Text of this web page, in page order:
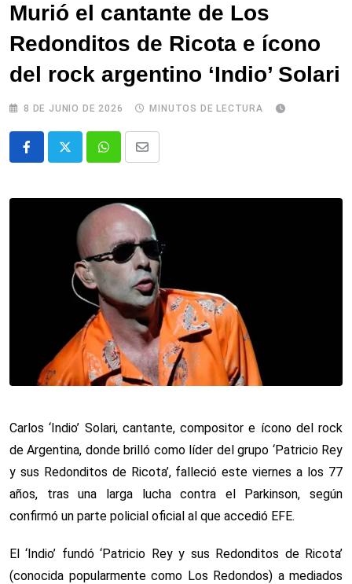
Murió el cantante de Los
Redonditos de Ricota e ícono
del rock argentino ‘Indio’ Solari
8 DE JUNIO DE 2026 MINUTOS DE LECTURA
WhatsappComparte
email
Carlos ‘Indio’ Solari, cantante, compositor e ícono del rock
de Argentina, donde brilló como líder del grupo ‘Patricio Rey
y sus Redonditos de Ricota’, falleció este viernes a los 77
años, tras una larga lucha contra el Parkinson, según
confirmó un parte policial oficial al que accedió EFE.
El ‘Indio’ fundó ‘Patricio Rey y sus Redonditos de Ricota’
(conocida popularmente como Los Redondos) a mediados